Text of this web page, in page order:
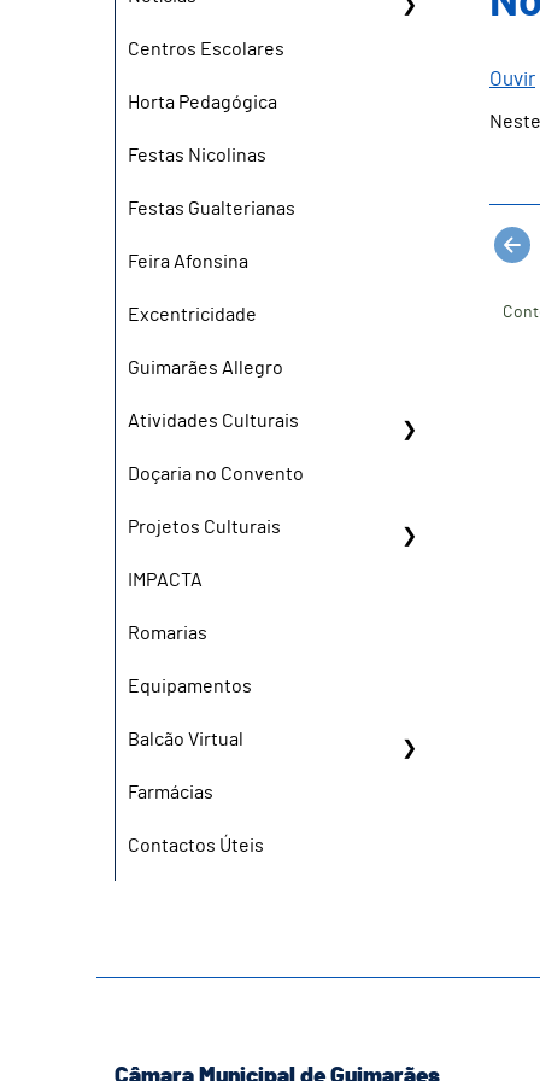
Centros Escolares
Horta Pedagógica
Festas Nicolinas
Festas Gualterianas
Feira Afonsina
Excentricidade
Guimarães Allegro
Atividades Culturais
Doçaria no Convento
Projetos Culturais
IMPACTA
Romarias
Equipamentos
Balcão Virtual
Farmácias
Contactos Úteis
Ouvir